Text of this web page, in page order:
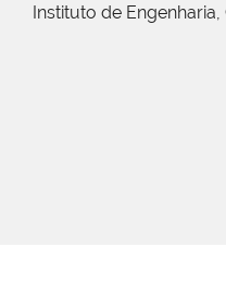
Instituto de